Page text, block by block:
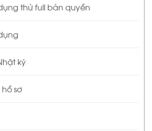
thử full bản quyền
ký
sơ